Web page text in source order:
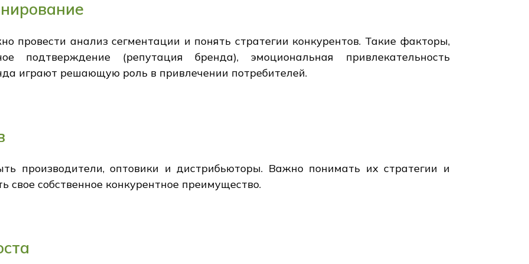
провести анализ сегментации и понять стратегии конкурентов. Такие факторы,
подтверждение (репутация бренда), эмоциональная привлекательность
играют решающую роль в привлечении потребителей.
производители, оптовики и дистрибьюторы. Важно понимать их стратегии и
свое собственное конкурентное преимущество.